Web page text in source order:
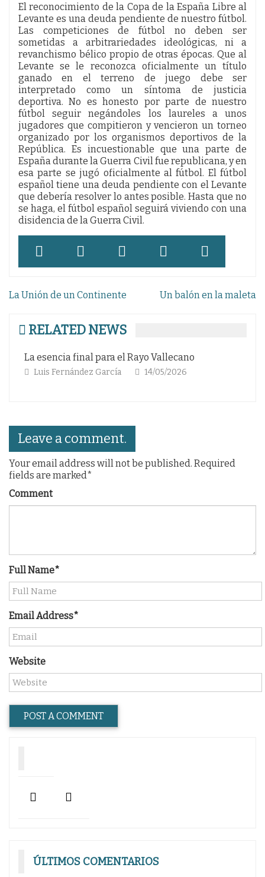
El reconocimiento de la Copa de la España Libre al
Levante es una deuda pendiente de nuestro fútbol.
Las competiciones de fútbol no deben ser
sometidas a arbitrariedades ideológicas, ni a
revanchismo bélico propio de otras épocas. Que al
Levante se le reconozca oficialmente un título
ganado en el terreno de juego debe ser
interpretado como un síntoma de justicia
deportiva. No es honesto por parte de nuestro
fútbol seguir negándoles los laureles a unos
jugadores que compitieron y vencieron un torneo
organizado por los organismos deportivos de la
República. Es incuestionable que una parte de
España durante la Guerra Civil fue republicana, y en
esa parte se jugó oficialmente al fútbol. El fútbol
español tiene una deuda pendiente con el Levante
que debería resolver lo antes posible. Hasta que no
se haga, el fútbol español seguirá viviendo con una
disidencia de la Guerra Civil.
Navegación
entradas
La Unión de un Continente Un balón en la maleta
RELATED NEWS
La Copa del rey del Motherwell
Luis Fernández García
Leave a comment.
Your email address will not be published. Required
fields are marked*
Comment
Full Name*
Email Address*
Website
ÚLTIMOS COMENTARIOS